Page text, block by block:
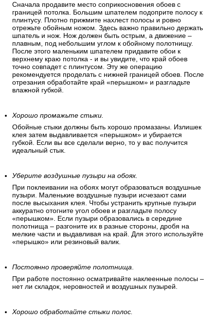
Сначала продавите место соприкосновения обоев с
границей потолка. Большим шпателем подоприте полосу к
плинтусу. Плотно прижмите нахлест полосы и ровно
отрежьте обойным ножом. Здесь важно правильно держать
шпатель и нож. Нож должен быть острым, а движение –
плавным, под небольшим углом к обойному полотнищу.
После этого маленьким шпателем придавите обои к
верхнему краю потолка - и вы увидите, что край обоев
точно совпадет с плинтусом. Эту же операцию
рекомендуется проделать с нижней границей обоев. После
отрезания обработайте край «перышком» и разгладьте
влажной губкой.
Хорошо промажьте стыки.
Обойные стыки должны быть хорошо промазаны. Излишек
клея затем выдавливается «перышком» и убирается
губкой. Если вы все сделали верно, то у вас получится
идеальный стык.
Уберите воздушные пузыри на обоях.
При поклеивании на обоях могут образоваться воздушные
пузыри. Маленькие воздушные пузыри исчезают сами
после высыхания клея. Чтобы устранить крупные пузыри
аккуратно отогните угол обоев и разгладьте полосу
«перышком». Если пузыри образовались в середине
полотнища – разгоните их в разные стороны, дробя на
мелкие части и выдавливая на край. Для этого используйте
«перышко» или резиновый валик.
Постоянно проверяйте полотнища.
При работе постоянно осматривайте наклеенные полосы –
нет ли складок, неровностей и воздушных пузырей.
Хорошо обработайте стыки полос.